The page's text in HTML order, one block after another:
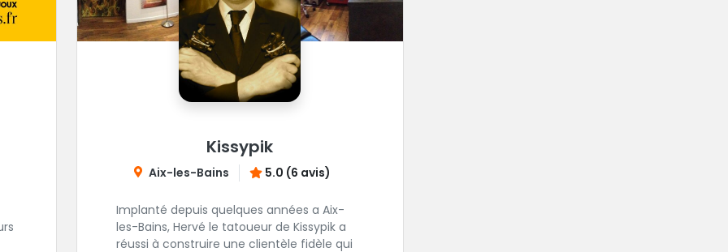
Kissypik
Aix-les-Bains 5.0 (6 avis)
Implanté depuis quelques années a Aix-
les-Bains, Hervé le tatoueur de Kissypik a
réussi à construire une clientèle fidèle qui